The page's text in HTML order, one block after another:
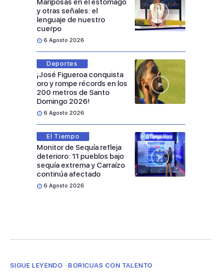
Mariposas en el estómago
y otras señales: el
lenguaje de nuestro
cuerpo
6 Agosto 2026
Deportes
¡José Figueroa conquista
oro y rompe récords en los
200 metros de Santo
Domingo 2026!
6 Agosto 2026
El Tiempo
Monitor de Sequía refleja
deterioro: 11 pueblos bajo
sequía extrema y Carraízo
continúa afectado
6 Agosto 2026
SIGUE LEYENDO · BORICUAS CON TALENTO